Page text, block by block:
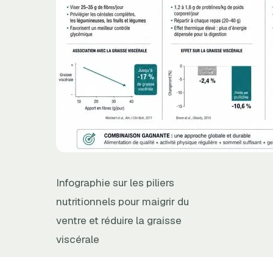
Infographie sur les piliers
nutritionnels pour maigrir du
ventre et réduire la graisse
viscérale